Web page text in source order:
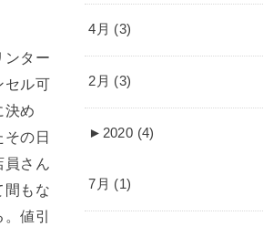
ンター
セル可
決め
その日
員さん
間もな
値引
4月 (3)
2月 (3)
► 2020 (4)
7月 (1)